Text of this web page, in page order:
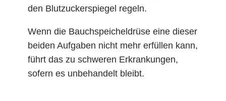
den Blutzuckerspiegel regeln.
Wenn die Bauchspeicheldrüse eine dieser
beiden Aufgaben nicht mehr erfüllen kann,
führt das zu schweren Erkrankungen,
sofern es unbehandelt bleibt.